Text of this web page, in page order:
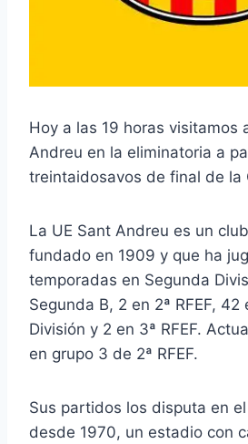
Hoy a las 19 horas visitamos
Andreu en la eliminatoria a
treintaidosavos de final de la
La UE Sant Andreu es un
fundado en 1909 y que ha
temporadas en Segunda
Segunda B, 2 en 2ª RFEF, 42
División y 2 en 3ª RFEF.
en grupo 3 de 2ª RFEF.
Sus partidos los disputa en
desde 1970, un estadio con